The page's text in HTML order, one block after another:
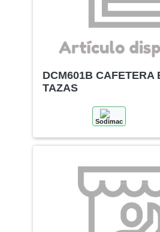
DCM601B CAFETERA
TAZAS
Sodimac